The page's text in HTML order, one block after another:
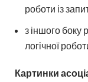
роботи із
з іншого боку
логічної
Картинки